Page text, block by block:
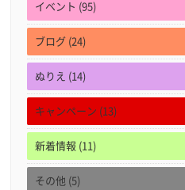
イベント (95)
ブログ (24)
ぬりえ (14)
キャンペーン (13)
新着情報 (11)
その他 (5)